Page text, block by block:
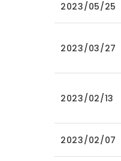
2023/05/25
2023/03/27
2023/02/13
2023/02/07